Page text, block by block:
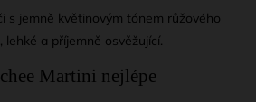
s jemně květinovým tónem růžového
lehké a příjemně osvěžující.
Martini nejlépe